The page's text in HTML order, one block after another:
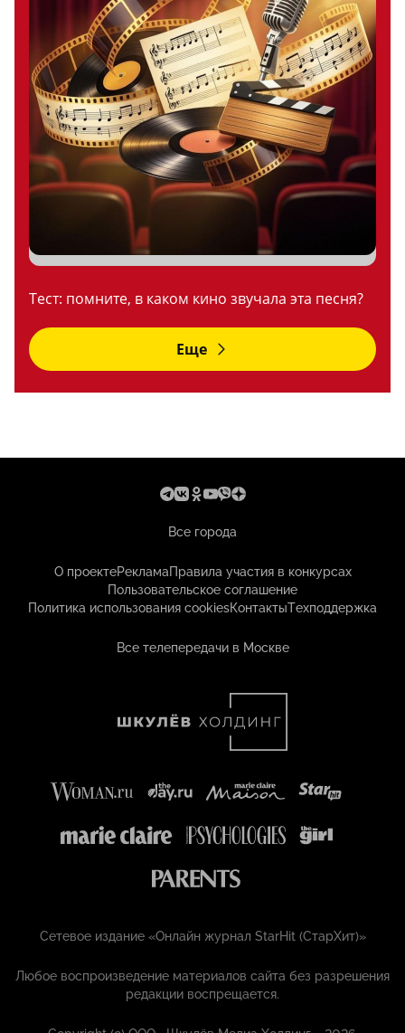
Тест: помните, в каком кино звучала эта песня?
Еще
Все города
О проектеРекламаПравила участия в конкурсах
Пользовательское соглашение
Политика использования cookiesКонтактыТехподдержка
Все телепередачи в Москве
Сетевое издание «Онлайн журнал StarHit (СтарХит)»
Любое воспроизведение материалов сайта без разрешения
редакции воспрещается.